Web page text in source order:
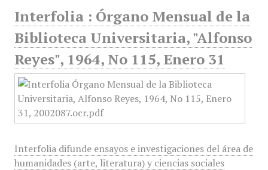
Interfolia : Órgano Mensual de la
Biblioteca Universitaria, "Alfonso
Reyes", 1964, No 115, Enero 31
Interfolia difunde ensayos e investigaciones del área de
humanidades (arte, literatura) y ciencias sociales